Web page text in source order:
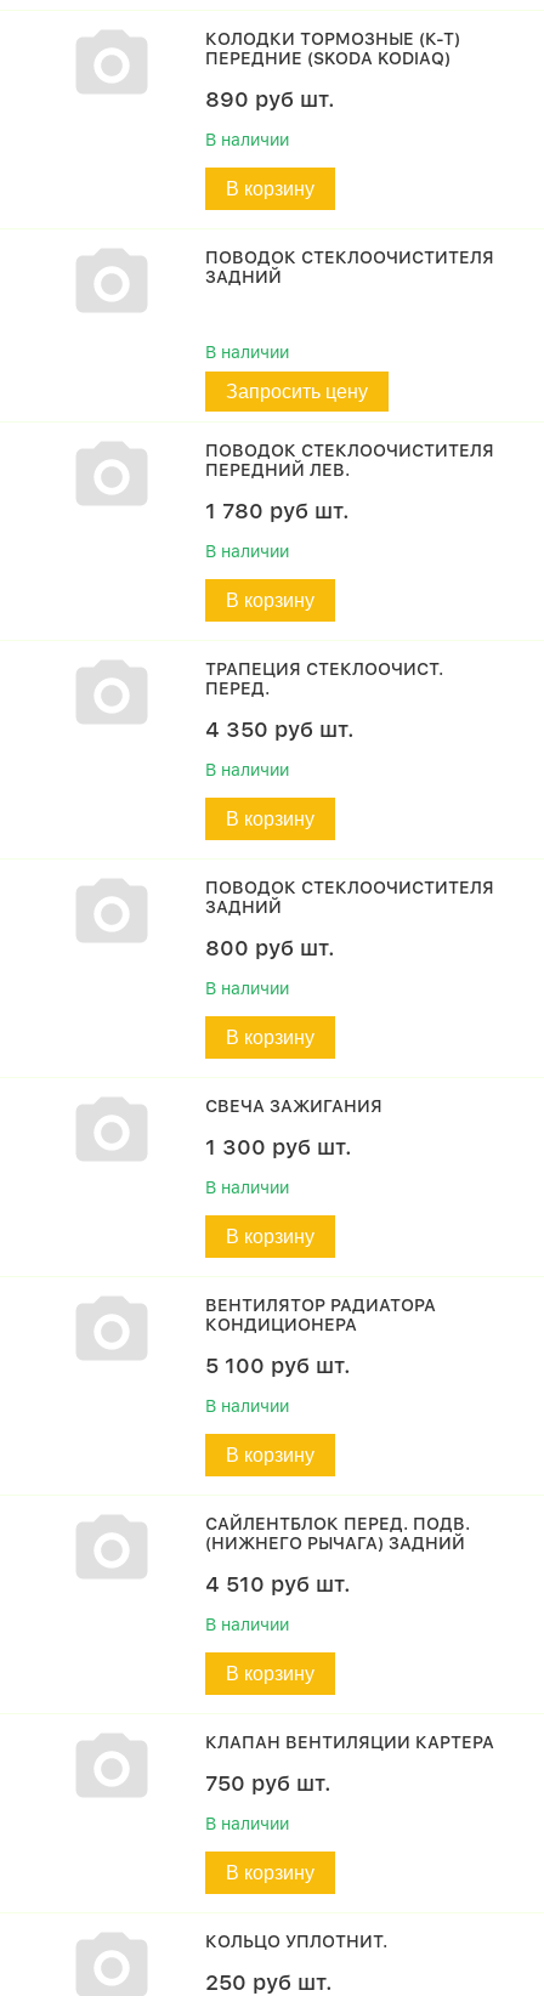
КОЛОДКИ ТОРМОЗНЫЕ (К-Т)
ПЕРЕДНИЕ (SKODA KODIAQ)
890 руб шт.
В наличии
В корзину
ПОВОДОК СТЕКЛООЧИСТИТЕЛЯ
ЗАДНИЙ
В наличии
Запросить цену
ПОВОДОК СТЕКЛООЧИСТИТЕЛЯ
ПЕРЕДНИЙ ЛЕВ.
1 780 руб шт.
В наличии
В корзину
ТРАПЕЦИЯ СТЕКЛООЧИСТ.
ПЕРЕД.
4 350 руб шт.
В наличии
В корзину
ПОВОДОК СТЕКЛООЧИСТИТЕЛЯ
ЗАДНИЙ
800 руб шт.
В наличии
В корзину
СВЕЧА ЗАЖИГАНИЯ
1 300 руб шт.
В наличии
В корзину
ВЕНТИЛЯТОР РАДИАТОРА
КОНДИЦИОНЕРА
5 100 руб шт.
В наличии
В корзину
САЙЛЕНТБЛОК ПЕРЕД. ПОДВ.
(НИЖНЕГО РЫЧАГА) ЗАДНИЙ
4 510 руб шт.
В наличии
В корзину
КЛАПАН ВЕНТИЛЯЦИИ КАРТЕРА
750 руб шт.
В наличии
В корзину
КОЛЬЦО УПЛОТНИТ.
250 руб шт.